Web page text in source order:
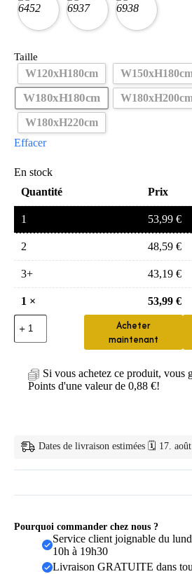
Taille
W120xH180cm
W180xH180cm
W180xH220cm
Effacer
En stock
Quantité
Prix
1 53,99 €
2 48,59 €
3+ 43,19 €
1 × 53,99 €
quantité
de
Rideau
Douche
Cartoon
Animaux
Acheter
maintenant
Si vous achetez ce produit, vous
Points d'une valeur de 0,88 €!
Dates de livraison estimées 🗓️ 17.
Pourquoi commander chez nous ?
Service client joignable du
10h à 19h30
Livraison GRATUITE dans